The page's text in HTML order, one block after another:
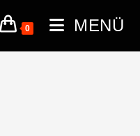
0 MENÜ